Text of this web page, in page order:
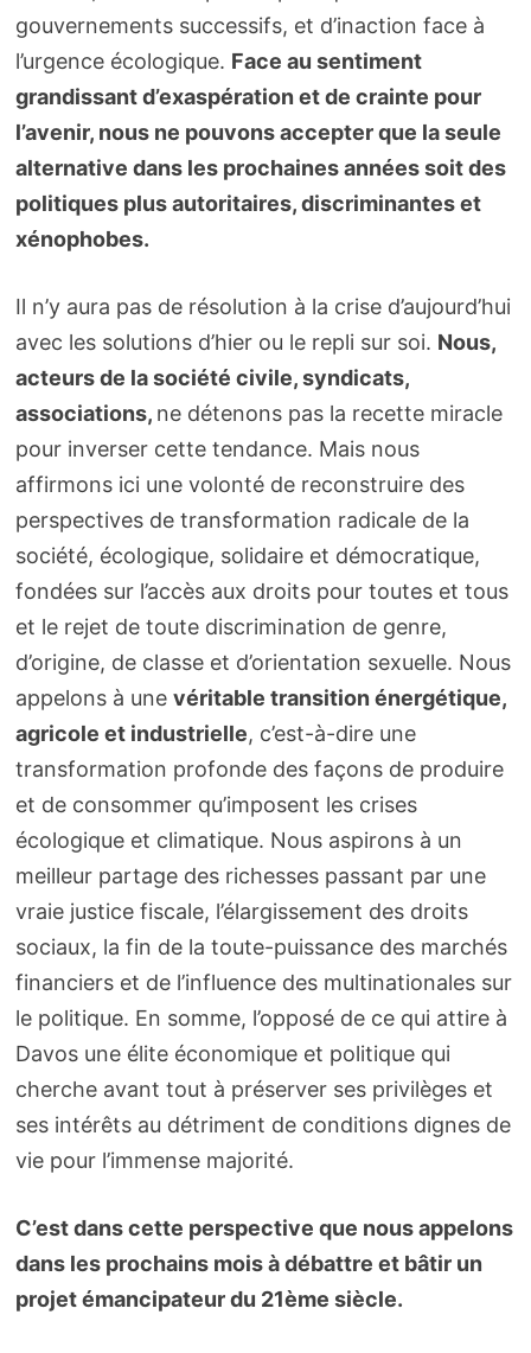
gouvernements successifs, et d’inaction face à
l’urgence écologique. Face au sentiment
grandissant d’exaspération et de crainte pour
l’avenir, nous ne pouvons accepter que la seule
alternative dans les prochaines années soit des
politiques plus autoritaires, discriminantes et
xénophobes.
Il n’y aura pas de résolution à la crise d’aujourd’hui
avec les solutions d’hier ou le repli sur soi. Nous,
acteurs de la société civile, syndicats,
associations, ne détenons pas la recette miracle
pour inverser cette tendance. Mais nous
affirmons ici une volonté de reconstruire des
perspectives de transformation radicale de la
société, écologique, solidaire et démocratique,
fondées sur l’accès aux droits pour toutes et tous
et le rejet de toute discrimination de genre,
d’origine, de classe et d’orientation sexuelle. Nous
appelons à une véritable transition énergétique,
agricole et industrielle, c’est-à-dire une
transformation profonde des façons de produire
et de consommer qu’imposent les crises
écologique et climatique. Nous aspirons à un
meilleur partage des richesses passant par une
vraie justice fiscale, l’élargissement des droits
sociaux, la fin de la toute-puissance des marchés
financiers et de l’influence des multinationales sur
le politique. En somme, l’opposé de ce qui attire à
Davos une élite économique et politique qui
cherche avant tout à préserver ses privilèges et
ses intérêts au détriment de conditions dignes de
vie pour l’immense majorité.
C’est dans cette perspective que nous appelons
dans les prochains mois à débattre et bâtir un
projet émancipateur du 21ème siècle.